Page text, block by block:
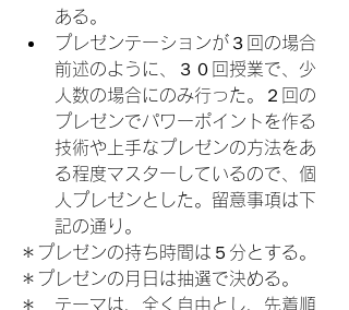
ある。
プレゼンテーションが３回の場合
前述のように、３０回授業で、少
人数の場合にのみ行った。２回の
プレゼンでパワーポイントを作る
技術や上手なプレゼンの方法をあ
る程度マスターしているので、個
人プレゼンとした。留意事項は下
記の通り。
＊プレゼンの持ち時間は５分とする。
＊プレゼンの月日は抽選で決める。
＊　テーマは、全く自由とし、先着順